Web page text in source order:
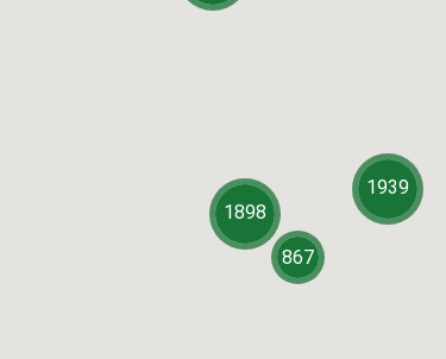
1939
1898
867